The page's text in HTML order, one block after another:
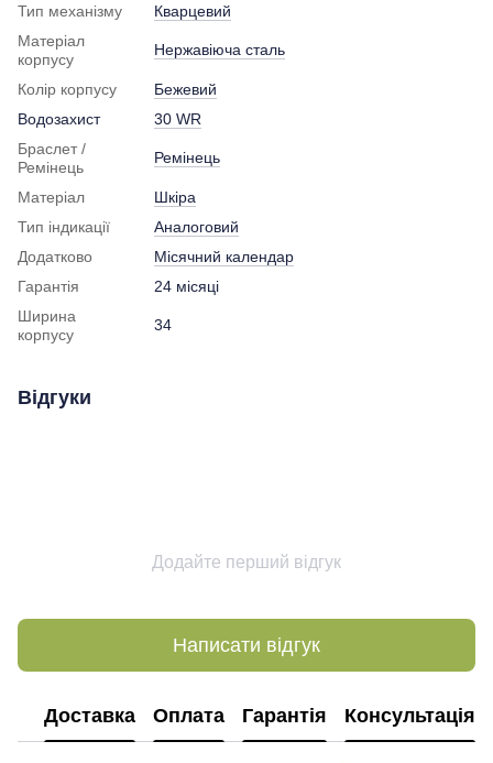
Тип механізму
Кварцевий
Матеріал
корпусу
Нержавіюча сталь
Колір корпусу
Бежевий
Водозахист
30 WR
Браслет /
Ремінець
Ремінець
Матеріал
Шкіра
Тип індикації
Аналоговий
Додатково
Місячний календар
Гарантія
24 місяці
Ширина
корпусу
34
Відгуки
Додайте перший відгук
Написати відгук
Доставка Оплата Гарантія Консультація